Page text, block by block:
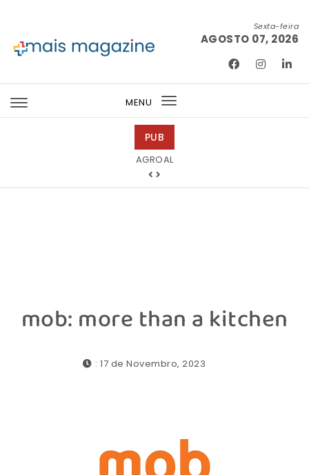
Sexta-feira
AGOSTO 07, 2026
MENU
Toggle
PUB
AGROAL
Abreu Advogados
mob: more than a kitchen
: 17 de Novembro, 2023